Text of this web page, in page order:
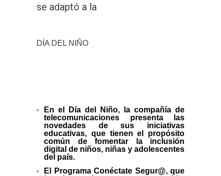
se adaptó a la
DÍA DEL NIÑO
En el Día del Niño, la compañía de
telecomunicaciones presenta las
novedades de sus iniciativas
educativas, que tienen el propósito
común de fomentar la inclusión
digital de niños, niñas y adolescentes
del país.
El Programa Conéctate Segur@, que